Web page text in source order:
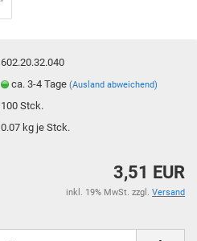
602.20.32.040
ca. 3-4 Tage(Ausland abweichend)
100Stck.
0.07 kg je Stck.
3,51 EUR
inkl. 19% MwSt. zzgl. Versand